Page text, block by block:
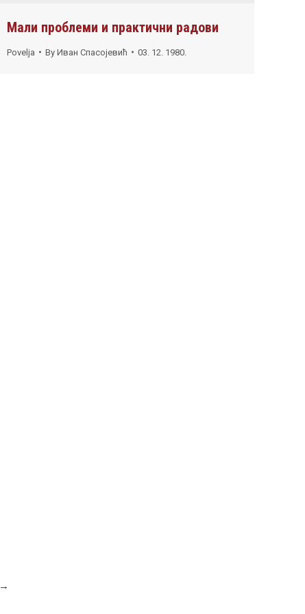
Мали проблеми и практични радови
Povelja By Иван Спасојевић 03. 12. 1980.
→